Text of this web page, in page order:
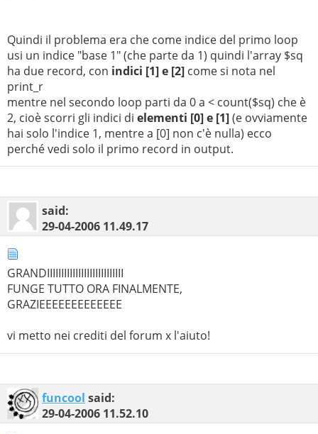
Quindi il problema era che come indice del primo loop
usi un indice "base 1" (che parte da 1) quindi l'array $sq
ha due record, con indici [1] e [2] come si nota nel
print_r
mentre nel secondo loop parti da 0 a < count($sq) che è
2, cioè scorri gli indici di elementi [0] e [1](e ovviamente
hai solo l'indice 1, mentre a [0] non c'è nulla) ecco
perché vedi solo il primo record in output.
said:
29-04-2006 11.49.17
GRANDIIIIIIIIIIIIIIIIIIIIIIIIIII
FUNGE TUTTO ORA FINALMENTE,
GRAZIEEEEEEEEEEEEE
vi metto nei crediti del forum x l'aiuto!
funcool said:
29-04-2006 11.52.10